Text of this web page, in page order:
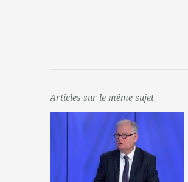
Articles sur le même sujet